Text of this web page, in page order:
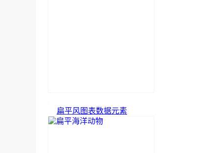
扁平风图表数据元素